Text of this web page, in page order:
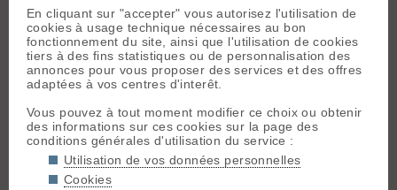
Origine du cheval noir(Barbo le 22.01.2019 à 11:42)
Autant pour moi, j'ai dus me suis fais arnaqué en achetant ce
bouquin. Il dit que des conneries J-P BUORD.
Origine du cheval noir (Barbo le 21.01.2019 à 21:36)
D'après le livre "Origine des noms des montagnes de la
Savoie", écrit par Jean-Philippe BUORD, l'origine du nom
cheval n'a rien à voir avec les chevaux mais est issu de la
racine pré-celtique "gav" qui signifie "ravin, gorge", et noir pour
la cou...
En cliquant sur "accepter" vous autorisez l'utilisation de
cookies à usage technique nécessaires au bon
fonctionnement du site, ainsi que l'utilisation de cookies
tiers à des fins statistiques ou de personnalisation des
annonces pour vous proposer des services et des offres
adaptées à vos centres d'interêt.
Vous pouvez à tout moment modifier ce choix ou obtenir
des informations sur ces cookies sur la page des
conditions générales d'utilisation du service :
Utilisation de vos données personnelles
Cookies